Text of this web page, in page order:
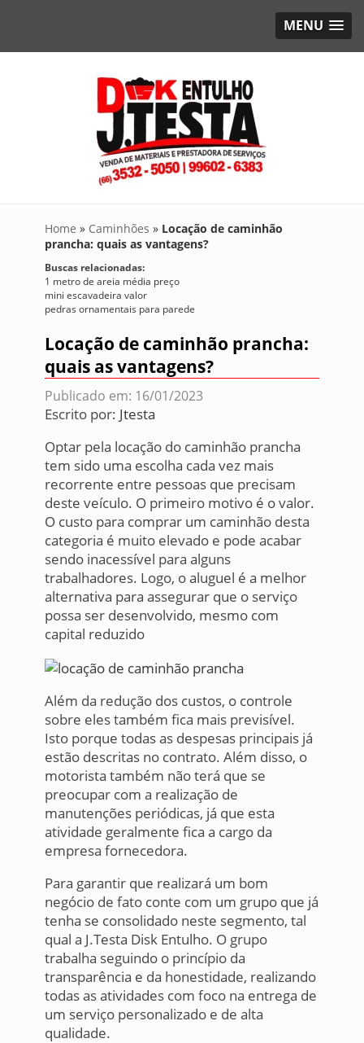
MENU
Home » Caminhões » Locação de caminhão
prancha: quais as vantagens?
Buscas relacionadas:
1 metro de areia média preço
mini escavadeira valor
pedras ornamentais para parede
Locação de caminhão prancha:
quais as vantagens?
Publicado em: 16/01/2023
Escrito por: Jtesta
Optar pela locação do caminhão prancha
tem sido uma escolha cada vez mais
recorrente entre pessoas que precisam
deste veículo. O primeiro motivo é o valor.
O custo para comprar um caminhão desta
categoria é muito elevado e pode acabar
sendo inacessível para alguns
trabalhadores. Logo, o aluguel é a melhor
alternativa para assegurar que o serviço
possa ser desenvolvido, mesmo com
capital reduzido
Além da redução dos custos, o controle
sobre eles também fica mais previsível.
Isto porque todas as despesas principais já
estão descritas no contrato. Além disso, o
motorista também não terá que se
preocupar com a realização de
manutenções periódicas, já que esta
atividade geralmente fica a cargo da
empresa fornecedora.
Para garantir que realizará um bom
negócio de fato conte com um grupo que já
tenha se consolidado neste segmento, tal
qual a J.Testa Disk Entulho. O grupo
trabalha seguindo o princípio da
transparência e da honestidade, realizando
todas as atividades com foco na entrega de
um serviço personalizado e de alta
qualidade.